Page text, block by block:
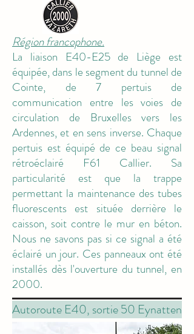
M6
Région francophone.
La liaison E40-E25 de Liège est
équipée, dans le segment du tunnel de
Cointe, de 7 pertuis de
communication entre les voies de
circulation de Bruxelles vers les
Ardennes, et en sens inverse. Chaque
pertuis est équipé de ce beau signal
rétroéclairé F61 Callier. Sa
particularité est que la trappe
permettant la maintenance des tubes
fluorescents est située derrière le
caisson, soit contre le mur en béton.
Nous ne savons pas si ce signal a été
éclairé un jour. Ces panneaux ont été
installés dès l'ouverture du tunnel, en
2000.
Autoroute E40, sortie 50 Eynatten